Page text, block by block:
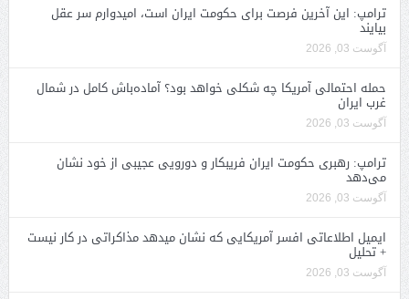
ترامپ: این آخرین فرصت برای حکومت ایران است، امیدوارم سر عقل
بیایند
آگوست 03, 2026
حمله احتمالی آمریکا چه شکلی خواهد بود؟ آماده‌باش کامل در شمال
غرب ایران
آگوست 03, 2026
ترامپ: رهبری حکومت ایران فریبکار و دورویی عجیبی از خود نشان
می‌دهد
آگوست 03, 2026
ایمیل اطلاعاتی افسر آمریکایی که نشان میدهد مذاکراتی در کار نیست
+ تحلیل
آگوست 03, 2026